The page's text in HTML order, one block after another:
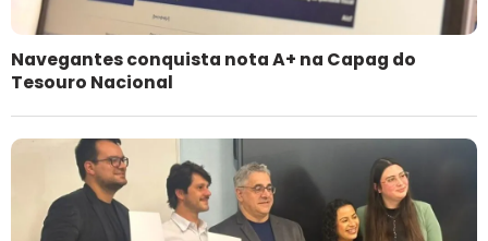
Navegantes conquista nota A+ na Capag do
Tesouro Nacional